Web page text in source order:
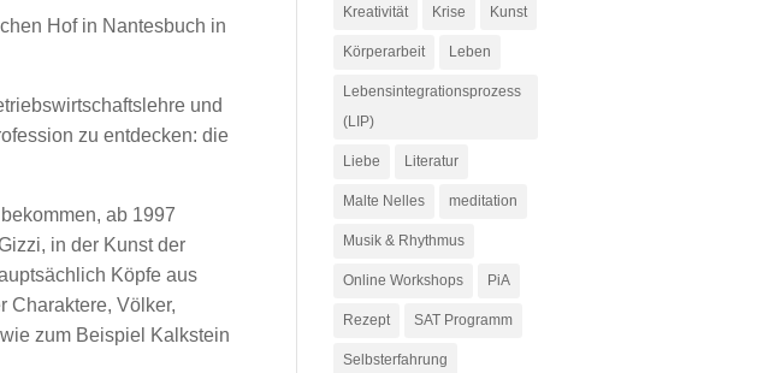
Hof in Nantesbuch in
und
zu entdecken: die
ab 1997
in der Kunst der
Köpfe aus
Charaktere, Völker,
zum Beispiel Kalkstein
Kreativität Krise Kunst
Körperarbeit Leben
Lebensintegrationsprozess
(LIP)
Liebe Literatur
Malte Nelles meditation
Musik & Rhythmus
Online Workshops PiA
Rezept SAT Programm
Selbsterfahrung